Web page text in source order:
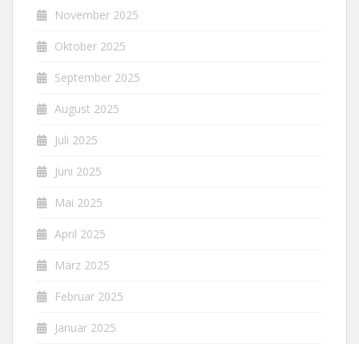
November 2025
Oktober 2025
September 2025
August 2025
Juli 2025
Juni 2025
Mai 2025
April 2025
März 2025
Februar 2025
Januar 2025